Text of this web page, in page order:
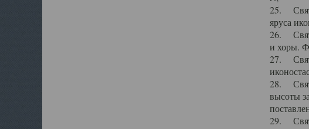
25.
яруса
26.
и хоры.
27.
28.
высоты
29.